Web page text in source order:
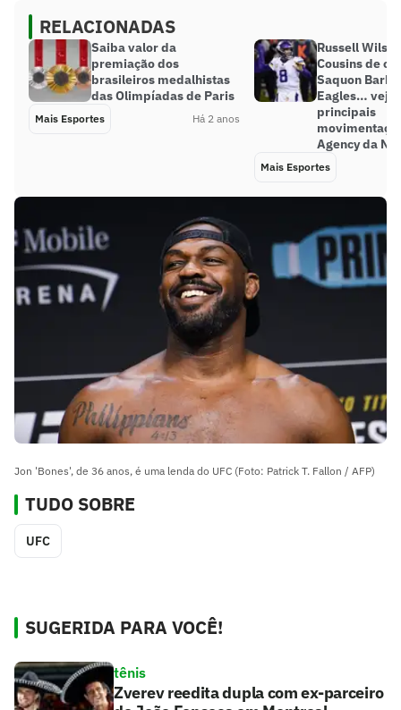
RELACIONADAS
Saiba valor da
premiação dos
brasileiros medalhistas
das Olimpíadas de Paris
Mais Esportes Há 2 anos
Russell
Cousins de
Saquon
Eagles… veja
principais
Agency da
Mais Esportes
Jon 'Bones', de 36 anos, é uma lenda do UFC (Foto: Patrick T. Fallon / AFP)
TUDO SOBRE
UFC
SUGERIDA PARA VOCÊ!
tênis
Zverev reedita dupla com ex-parceiro